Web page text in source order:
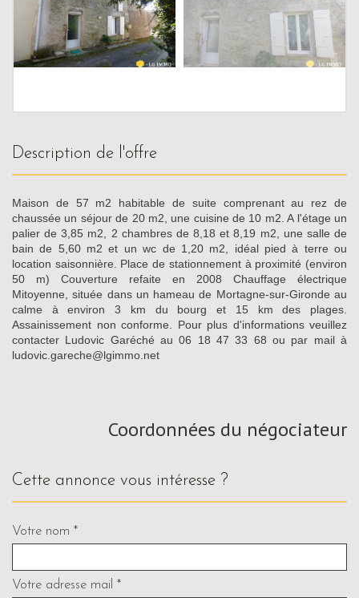
description de l'offre
Maison de 57 m2 habitable de suite comprenant au rez de
chaussée un séjour de 20 m2, une cuisine de 10 m2. A l'étage un
palier de 3,85 m2, 2 chambres de 8,18 et 8,19 m2, une salle de
bain de 5,60 m2 et un wc de 1,20 m2, idéal pied à terre ou
location saisonnière. Place de stationnement à proximité (environ
50 m) Couverture refaite en 2008 Chauffage électrique
Mitoyenne, située dans un hameau de Mortagne-sur-Gironde au
calme à environ 3 km du bourg et 15 km des plages.
Assainissement non conforme. Pour plus d'informations veuillez
contacter Ludovic Garéché au 06 18 47 33 68 ou par mail à
ludovic.gareche@lgimmo.net
Coordonnées du négociateur
cette annonce vous intéresse ?
Votre nom *
Votre adresse mail *